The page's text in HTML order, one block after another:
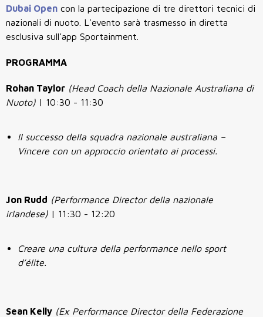
Dubai Open con la partecipazione di tre direttori tecnici di
nazionali di nuoto. L'evento sarà trasmesso in diretta
esclusiva sull’app Sportainment.
PROGRAMMA
Rohan Taylor (Head Coach della Nazionale Australiana di
Nuoto) | 10:30 - 11:30
Il successo della squadra nazionale australiana –
Vincere con un approccio orientato ai processi.
Jon Rudd (Performance Director della nazionale
irlandese) | 11:30 - 12:20
Creare una cultura della performance nello sport
d’élite.
Sean Kelly (Ex Performance Director della Federazione